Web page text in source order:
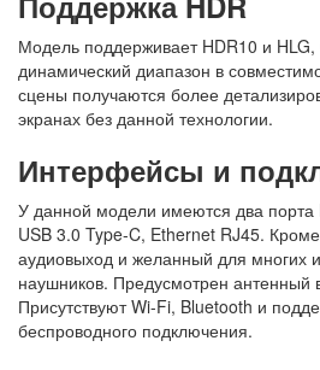
Модель поддерживает HDR10 и HLG,
динамический диапазон в
сцены получаются более
экранах без данной технологии.
Интерфейсы и
У данной модели имеются два порта
USB 3.0 Type-C, Ethernet RJ45. Кроме
аудиовыход и желанный для многих
наушников. Предусмотрен антенный
Присутствуют Wi-Fi, Bluetooth и
беспроводного подключения.